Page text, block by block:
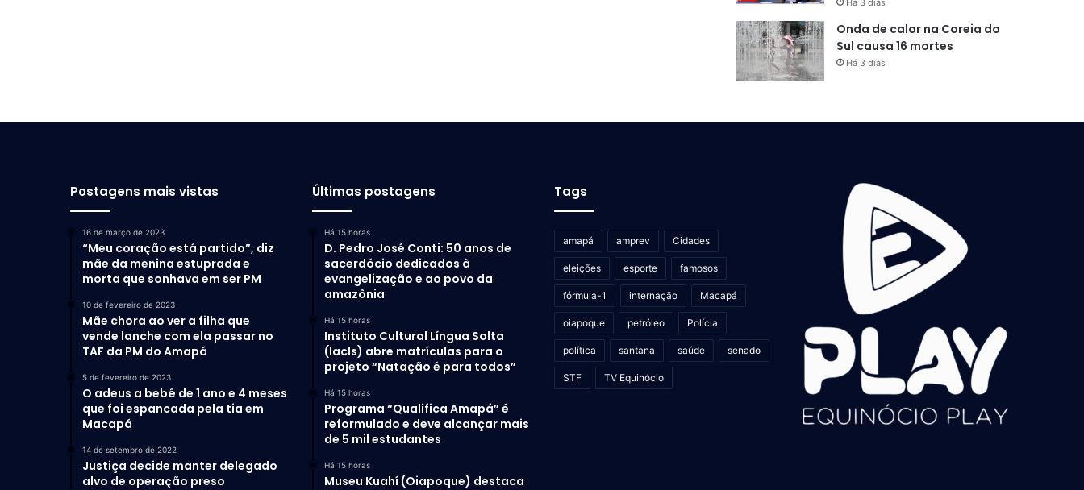
Há 3 dias
Onda de calor na Coreia do
Sul causa 16 mortes
Há 3 dias
Postagens mais vistas
16 de março de 2023
“Meu coração está partido”, diz
mãe da menina estuprada e
morta que sonhava em ser PM
10 de fevereiro de 2023
Mãe chora ao ver a filha que
vende lanche com ela passar no
TAF da PM do Amapá
5 de fevereiro de 2023
O adeus a bebê de 1 ano e 4 meses
que foi espancada pela tia em
Macapá
14 de setembro de 2022
Justiça decide manter delegado
alvo de operação preso
Últimas postagens
Há 15 horas
D. Pedro José Conti: 50 anos de
sacerdócio dedicados à
evangelização e ao povo da
amazônia
Há 15 horas
Instituto Cultural Língua Solta
(Iacls) abre matrículas para o
projeto “Natação é para todos”
Há 15 horas
Programa “Qualifica Amapá” é
reformulado e deve alcançar mais
de 5 mil estudantes
Há 15 horas
Museu Kuahí (Oiapoque) destaca
Tags
amapá amprev Cidades
eleições esporte famosos
fórmula-1 internação Macapá
oiapoque petróleo Polícia
política santana saúde senado
STF TV Equinócio